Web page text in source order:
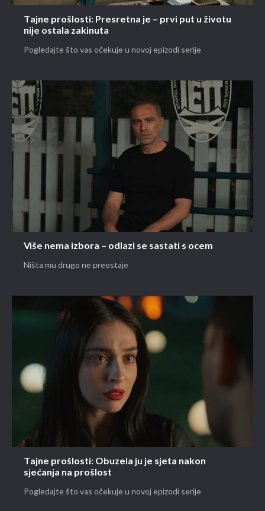
Tajne prošlosti: Presretna je – prvi put u životu
nije ostala zakinuta
Pogledajte što vas očekuje u novoj epizodi serije
Više nema izbora – odlazi se sastati s ocem
Ništa mu drugo ne preostaje
Tajne prošlosti: Obuzela ju je sjeta nakon
sjećanja na prošlost
Pogledajte što vas očekuje u novoj epizodi serije